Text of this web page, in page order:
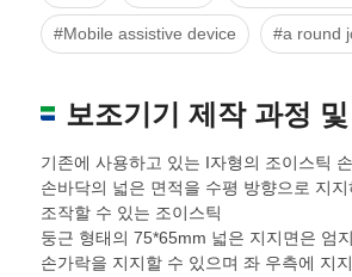
#Mobile assistive device #a round
보조기기 제작 과정
기존에 사용하고 있는 I자형의 조이스틱
손바닥의 넓은 면적을 수평 방향으로 지
조작할 수 있는 조이스틱
둥근 형태의 75*65mm 넓은 지지면은 엄
손가락을 지지할 수 있으며 좌 우측에 지